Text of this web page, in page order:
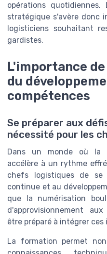
opérations
stratégique s'avère donc
logisticiens souhaitant
gardistes.
L'importance
du
compétences
Se préparer aux
nécessité pour les
Dans un monde où la
accélère à un rythme
chefs logistiques de
continue et au
que la numérisation
d'approvisionnement
être préparé à intégrer
La formation permet